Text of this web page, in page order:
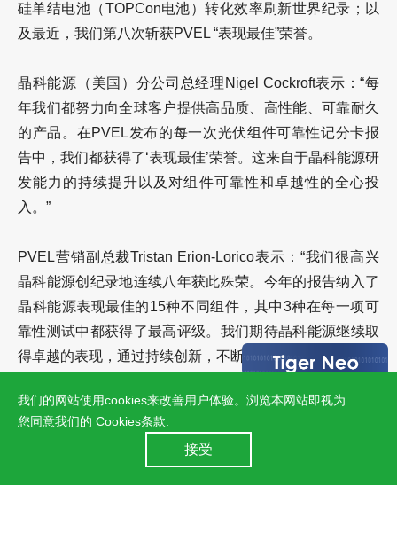
硅单结电池（TOPCon电池）转化效率刷新世界纪录；以
及最近，我们第八次斩获PVEL “表现最佳”荣誉。
晶科能源（美国）分公司总经理Nigel Cockroft表示：“每
年我们都努力向全球客户提供高品质、高性能、可靠耐久
的产品。在PVEL发布的每一次光伏组件可靠性记分卡报
告中，我们都获得了‘表现最佳’荣誉。这来自于晶科能源研
发能力的持续提升以及对组件可靠性和卓越性的全心投
入。”
PVEL营销副总裁Tristan Erion-Lorico表示：“我们很高兴
晶科能源创纪录地连续八年获此殊荣。今年的报告纳入了
晶科能源表现最佳的15种不同组件，其中3种在每一项可
靠性测试中都获得了最高评级。我们期待晶科能源继续取
得卓越的表现，通过持续创新，不断设立行业新标杆。”
我们的网站使用cookies来改善用户体验。浏览本网站即视为
您同意我们的 Cookies条款
接受